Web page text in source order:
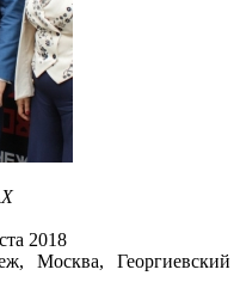
2018
Москва, Георгиевский